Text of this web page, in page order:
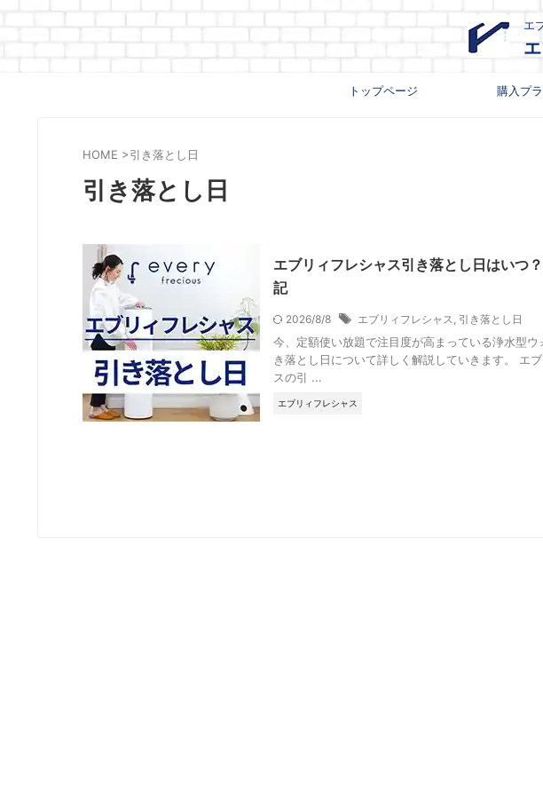
エ
トップページ 購入プ
HOME >引き落とし日
引き落とし日
エブリィフレシャス引き落とし日はいつ
記
2026/8/8 エブリィフレシャス, 引き落とし日
今、定額使い放題で注目度が高まっている浄水型
き落とし日について詳しく解説していきます。 エ
スの引 ...
エブリィフレシャス